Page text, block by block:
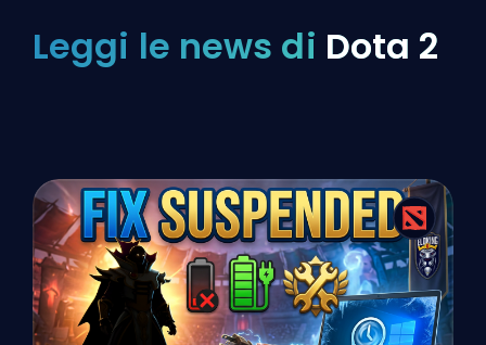
Leggi le news di Dota 2